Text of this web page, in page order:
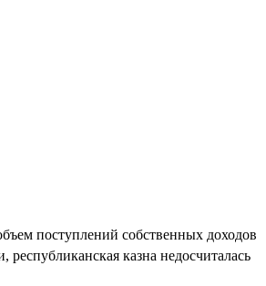
поступлений собственных доходов
казна недосчиталась